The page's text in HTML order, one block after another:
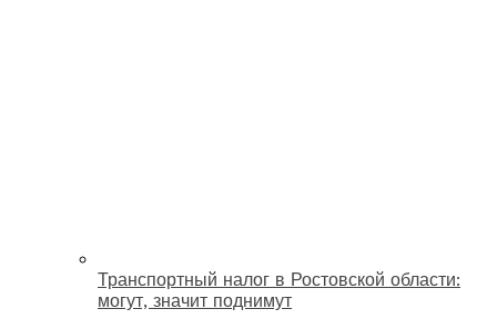
Транспортный налог в Ростовской области:
могут, значит поднимут